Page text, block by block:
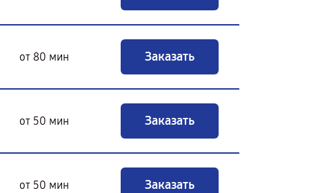
от 80 мин Заказать
от 50 мин Заказать
от 50 мин Заказать